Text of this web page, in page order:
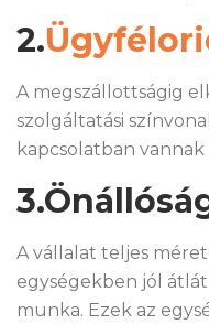
2.
A megszállottságig
szolgáltatási
kapcsolatban
A vállalat teljes
egységekben jól
munka. Ezek az